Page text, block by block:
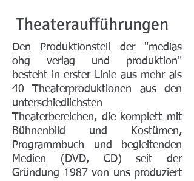
Theateraufführungen
Den Produktionsteil der "medias
ohg verlag und produktion"
besteht in erster Linie aus mehr als
40 Theaterproduktionen aus den
unterschiedlichsten
Theaterbereichen, die komplett mit
Bühnenbild und Kostümen,
Programmbuch und begleitenden
Medien (DVD, CD) seit der
Gründung 1987 von uns produziert